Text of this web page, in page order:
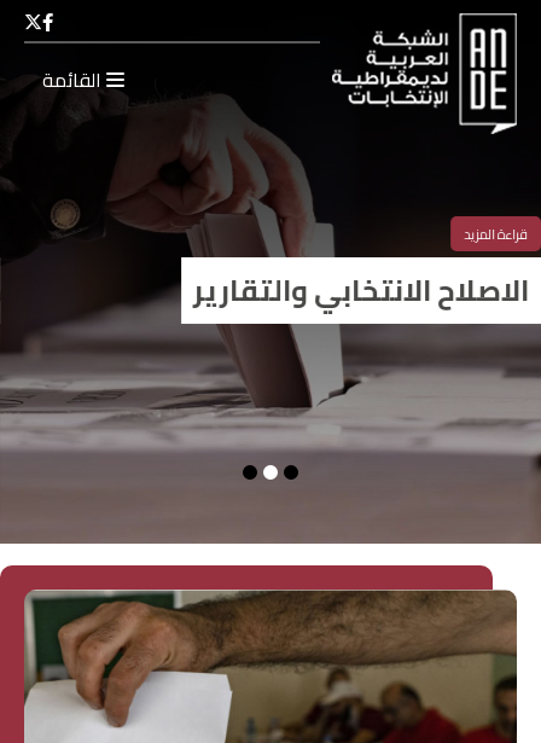
القائمة
الشبكة العربية لديمقراطية
قراءة المزيد
الاصلاح الانتخابي والتقارير